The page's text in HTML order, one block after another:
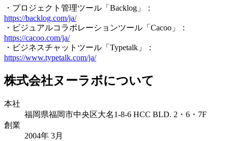
・プロジェクト管理ツール「Backlog」：
https://backlog.com/ja/
・ビジュアルコラボレーションツール「Cacoo」：
https://cacoo.com/ja/
・ビジネスチャットツール「Typetalk」：
https://www.typetalk.com/ja/
株式会社ヌーラボについて
本社
福岡県福岡市中央区大名1-8-6 HCC BLD. 2・6・7F
創業
2004年 3月